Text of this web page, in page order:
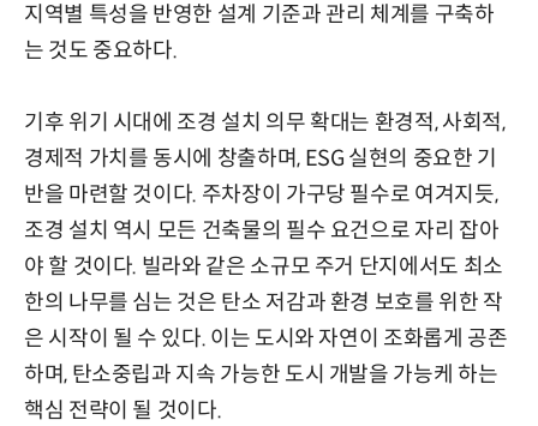
지역별 특성을 반영한 설계 기준과 관리 체계를 구축하
는 것도 중요하다.
기후 위기 시대에 조경 설치 의무 확대는 환경적, 사회적,
경제적 가치를 동시에 창출하며, ESG 실현의 중요한 기
반을 마련할 것이다. 주차장이 가구당 필수로 여겨지듯,
조경 설치 역시 모든 건축물의 필수 요건으로 자리 잡아
야 할 것이다. 빌라와 같은 소규모 주거 단지에서도 최소
한의 나무를 심는 것은 탄소 저감과 환경 보호를 위한 작
은 시작이 될 수 있다. 이는 도시와 자연이 조화롭게 공존
하며, 탄소중립과 지속 가능한 도시 개발을 가능케 하는
핵심 전략이 될 것이다.